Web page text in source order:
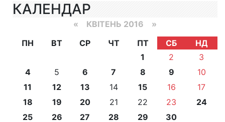
КАЛЕНДАР
« КВІТЕНЬ 2016 »
ПН
ВТ СР ЧТ ПТ СБ
НД
1
2
3
4
5 6 7 8 9
10
11
12 13 14 15 16
17
18
19 20 21 22 23
24
25
26 27 28 29 30